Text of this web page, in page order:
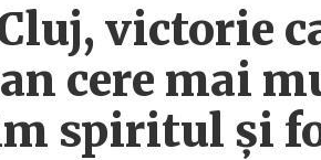
victorie
cere mai
spiritul și